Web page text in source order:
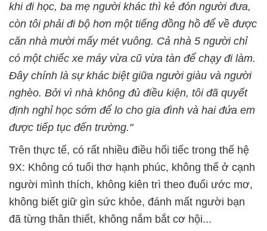
khi đi học, ba mẹ người khác thì kẻ đón người đưa,
còn tôi phải đi bộ hơn một tiếng đồng hồ để về được
căn nhà mười mấy mét vuông. Cả nhà 5 người chỉ
có một chiếc xe máy vừa cũ vừa tàn để chạy đi làm.
Đây chính là sự khác biệt giữa người giàu và người
nghèo. Bởi vì nhà không đủ điều kiện, tôi đã quyết
định nghỉ học sớm để lo cho gia đình và hai đứa em
được tiếp tục đến trường."
Trên thực tế, có rất nhiều điều hối tiếc trong thế hệ
9X: Không có tuổi thơ hạnh phúc, không thể ở cạnh
người mình thích, không kiên trì theo đuổi ước mơ,
không biết giữ gìn sức khỏe, đánh mất người bạn
đã từng thân thiết, không nắm bắt cơ hội...